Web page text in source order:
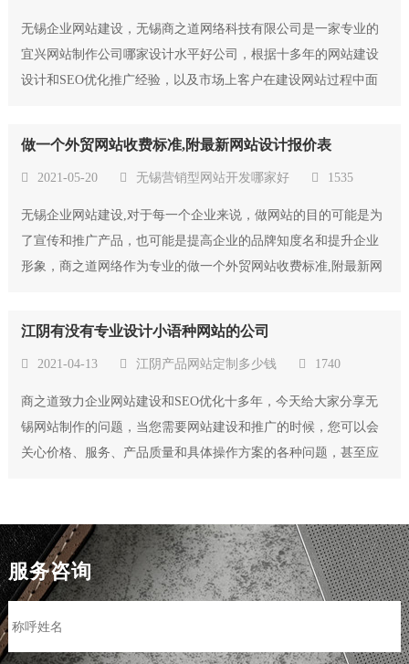
无锡企业网站建设，无锡商之道网络科技有限公司是一家专业的
宜兴网站制作公司哪家设计水平好公司，根据十多年的网站建设
设计和SEO优化推广经验，以及市场上客户在建设网站过程中面
菜单，都得到了客户和同行的致好评。可...
做一个外贸网站收费标准,附最新网站设计报价表
2021-05-20 无锡营销型网站开发哪家好 1535
无锡企业网站建设,对于每一个企业来说，做网站的目的可能是为
了宣传和推广产品，也可能是提高企业的品牌知度名和提升企业
形象，商之道网络作为专业的做一个外贸网站收费标准,附最新网
推广策划方案，同时尽可能的帮助大家...
江阴有没有专业设计小语种网站的公司
2021-04-13 江阴产品网站定制多少钱 1740
商之道致力企业网站建设和SEO优化十多年，今天给大家分享无
锡网站制作的问题，当您需要网站建设和推广的时候，您可以会
关心价格、服务、产品质量和具体操作方案的各种问题，甚至应
户案例的网站，根据江阴有没有专业设计小...
服务咨询